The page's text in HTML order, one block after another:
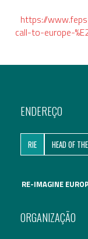
Migração
Revolução Digital
Estratégia EU2020
https://
call-to-europe-
ENDEREÇO
RIE HEAD OF
RE-IMAGINE
ORGANIZAÇÃO